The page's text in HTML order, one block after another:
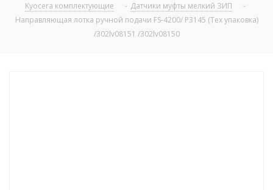
Kyocera комплектующие
- Датчики муфты мелкий ЗИП
-
Направляющая лотка ручной подачи FS-4200/ P3145 (Тех упаковка)
/302lv08151 /302lv08150